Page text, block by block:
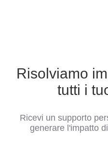
Risolviamo
tutti i
Ricevi un supporto
generare l'impatto